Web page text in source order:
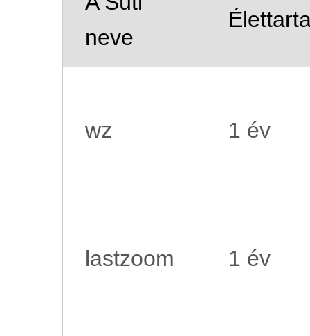
neve
wz 1 év
lastzoom 1 év